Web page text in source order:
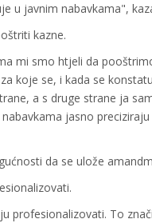
u javnim nabavkama",
kazne.
mi smo htjeli da
koje se, i kada se
a s druge strane ja
jasno
da se ulože
profesionalizovati. To